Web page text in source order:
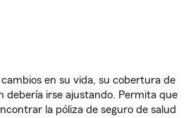
en su vida, su cobertura de
debería irse ajustando. Permita que
la póliza de seguro de salud